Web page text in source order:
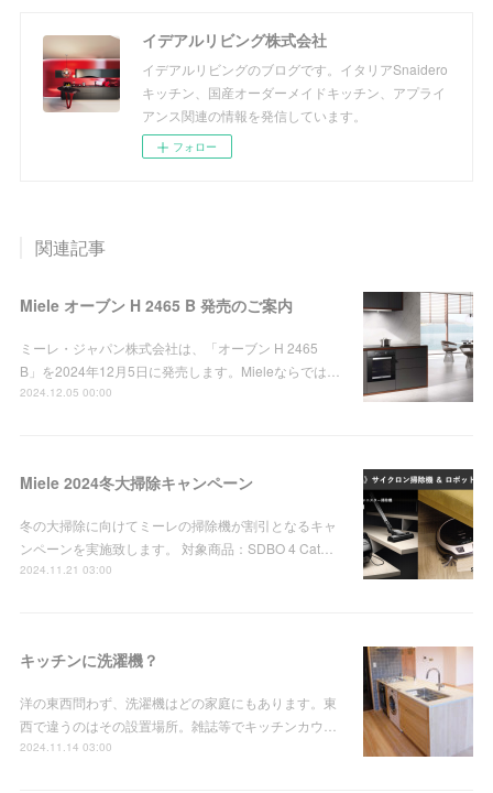
イデアルリビング株式会社
イデアルリビングのブログです。イタリアSnaidero
キッチン、国産オーダーメイドキッチン、アプライ
アンス関連の情報を発信しています。
フォロー
関連記事
Miele オーブン H 2465 B 発売のご案内
ミーレ・ジャパン株式会社は、「オーブン H 2465
B」を2024年12月5日に発売します。Mieleならでは…
2024.12.05 00:00
Miele 2024冬大掃除キャンペーン
冬の大掃除に向けてミーレの掃除機が割引となるキャ
ンペーンを実施致します。 対象商品：SDBO 4 Cat…
2024.11.21 03:00
キッチンに洗濯機？
洋の東西問わず、洗濯機はどの家庭にもあります。東
西で違うのはその設置場所。雑誌等でキッチンカウ…
2024.11.14 03:00